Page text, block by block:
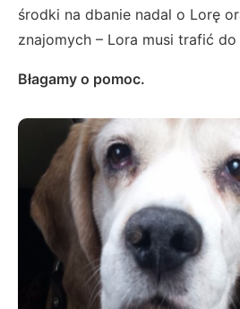
środki na dbanie nadal o Lorę
znajomych – Lora musi trafić
Błagamy o pomoc.